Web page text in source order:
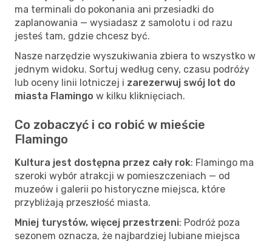
ma terminali do pokonania ani przesiadki do
zaplanowania — wysiadasz z samolotu i od razu
jesteś tam, gdzie chcesz być.
Nasze narzędzie wyszukiwania zbiera to wszystko w
jednym widoku. Sortuj według ceny, czasu podróży
lub oceny linii lotniczej i zarezerwuj swój lot do
miasta Flamingo w kilku kliknięciach.
Co zobaczyć i co robić w mieście
Flamingo
Kultura jest dostępna przez cały rok: Flamingo ma
szeroki wybór atrakcji w pomieszczeniach — od
muzeów i galerii po historyczne miejsca, które
przybliżają przeszłość miasta.
Mniej turystów, więcej przestrzeni: Podróż poza
sezonem oznacza, że najbardziej lubiane miejsca